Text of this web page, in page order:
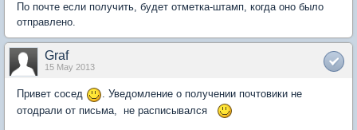
По почте если получить, будет отметка-штамп, когда оно было
отправлено.
Graf
15 May 2013
Привет сосед
. Уведомление о получении почтовики не
отодрали от письма, не расписывался